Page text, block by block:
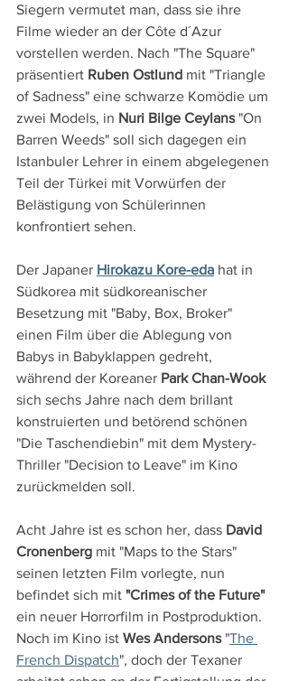
Siegern vermutet man, dass sie ihre
Filme wieder an der Côte d´Azur
vorstellen werden. Nach "The Square"
präsentiert Ruben Ostlund mit "Triangle
of Sadness" eine schwarze Komödie um
zwei Models, in Nuri Bilge Ceylans "On
Barren Weeds" soll sich dagegen ein
Istanbuler Lehrer in einem abgelegenen
Teil der Türkei mit Vorwürfen der
Belästigung von Schülerinnen
konfrontiert sehen.
Der Japaner Hirokazu Kore-eda hat in
Südkorea mit südkoreanischer
Besetzung mit "Baby, Box, Broker"
einen Film über die Ablegung von
Babys in Babyklappen gedreht,
während der Koreaner Park Chan-Wook
sich sechs Jahre nach dem brillant
konstruierten und betörend schönen
"Die Taschendiebin" mit dem Mystery-
Thriller "Decision to Leave" im Kino
zurückmelden soll.
Acht Jahre ist es schon her, dass David
Cronenberg mit "Maps to the Stars"
seinen letzten Film vorlegte, nun
befindet sich mit "Crimes of the Future"
ein neuer Horrorfilm in Postproduktion.
Noch im Kino ist Wes Andersons "The
French Dispatch", doch der Texaner